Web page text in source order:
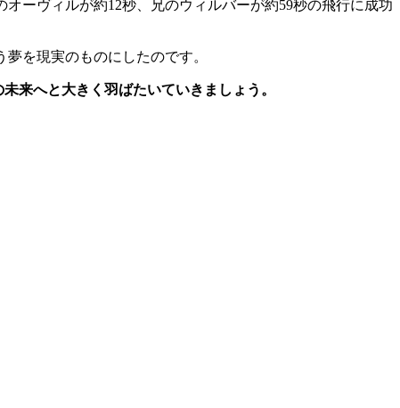
ーヴィルが約12秒、兄のウィルバーが約59秒の飛行に成功
を現実のものにしたのです。
未来へと大きく羽ばたいていきましょう。